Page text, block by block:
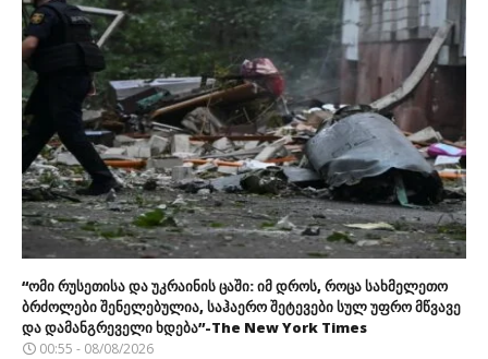
“ომი რუსეთისა და უკრაინის ცაში: იმ დროს, როცა სახმელეთო
ბრძოლები შენელებულია, საჰაერო შეტევები სულ უფრო მწვავე
და დამანგრეველი ხდება”-The New York Times
00:55 - 08/08/2026